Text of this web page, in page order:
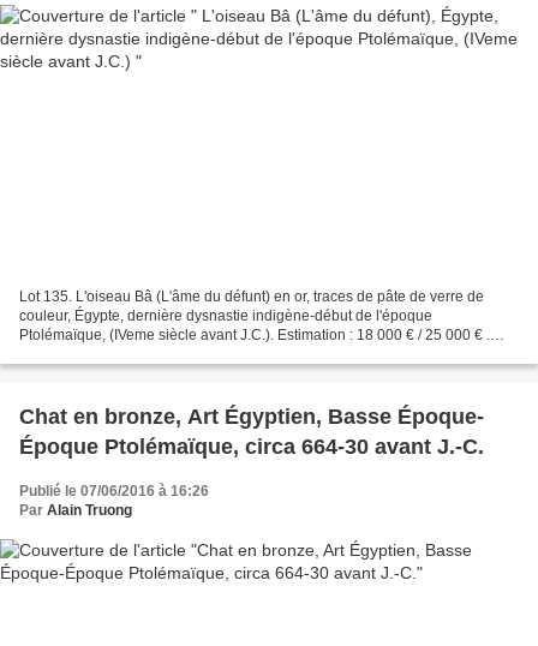
Lot 135. L'oiseau Bâ (L'âme du défunt) en or, traces de pâte de verre de
couleur, Égypte, dernière dysnastie indigène-début de l'époque
Ptolémaïque, (IVeme siècle avant J.C.). Estimation : 18 000 € / 25 000 € .
Chat en bronze, Art Égyptien, Basse Époque-
Époque Ptolémaïque, circa 664-30 avant J.-C.
Publié le 07/06/2016 à 16:26
Par Alain Truong